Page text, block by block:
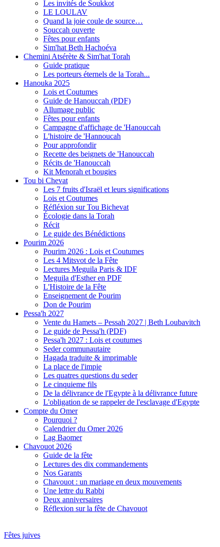
Les invités de Soukkot
LE LOULAV
Quand la joie coule de source…
Souccah ouverte
Fêtes pour enfants
Sim'hat Beth Hachoéva
Chemini Atsérète & Sim'hat Torah
Guide pratique
Les porteurs éternels de la Torah...
Hanouka 2025
Lois et Coutumes
Guide de Hanouccah (PDF)
Allumage public
Fêtes pour enfants
Campagne d'affichage de 'Hanouccah
L'histoire de 'Hannoucah
Pour approfondir
Recette des beignets de 'Hanouccah
Récits de 'Hanouccah
Kit Menorah et bougies
Tou bi Chevat
Les 7 fruits d'Israël et leurs significations
Lois et Coutumes
Réfléxion sur Tou Bichevat
Écologie dans la Torah
Récit
Le guide des Bénédictions
Pourim 2026
Pourim 2026 : Lois et Coutumes
Les 4 Mitsvot de la Fête
Lectures Meguila Paris & IDF
Meguila d'Esther en PDF
L'Histoire de la Fête
Enseignement de Pourim
Don de Pourim
Pessa'h 2027
Vente du Hamets – Pessah 2027 | Beth Loubavitch
Le guide de Pessa'h (PDF)
Pessa'h 2027 : Lois et coutumes
Seder communautaire
Hagada traduite & imprimable
La place de l'impie
Les quatres questions du seder
Le cinquieme fils
De la délivrance de l'Egypte à la délivrance future
L'obligation de se rappeler de l'esclavage d'Egypte
Compte du Omer
Pourquoi ?
Calendrier du Omer 2026
Lag Baomer
Chavouot 2026
Guide de la fête
Lectures des dix commandements
Nos Garants
Chavouot : un mariage en deux mouvements
Une lettre du Rabbi
Deux anniversaires
Réflexion sur la fête de Chavouot
Fêtes juives